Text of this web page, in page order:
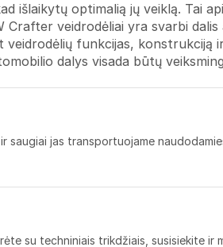
išlaikytų optimalią jų veiklą. Tai
Crafter veidrodėliai yra svarbi
funkcijas, konstrukciją
dalys visada būtų
saugiai jas transportuojame
su techniniais trikdžiais, susisiekite ir